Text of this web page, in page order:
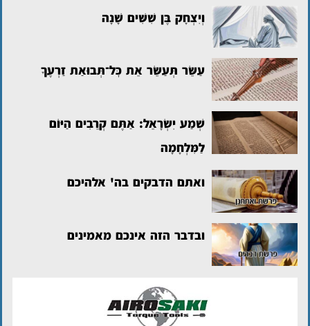
וְיִצְחָק בֶּן שִׁשִּׁים שָׁנָה
עַשֵּׂר תְּעַשֵּׂר אֵת כׇּל־תְּבוּאַת זַרְעֶךָ
שְׁמַע יִשְׂרָאֵל: אַתֶּם קְרֵבִים הַיּוֹם
לַמִּלְחָמָה
ואתם הדבקים בה' אלהיכם
ובדבר הזה אינכם מאמינים